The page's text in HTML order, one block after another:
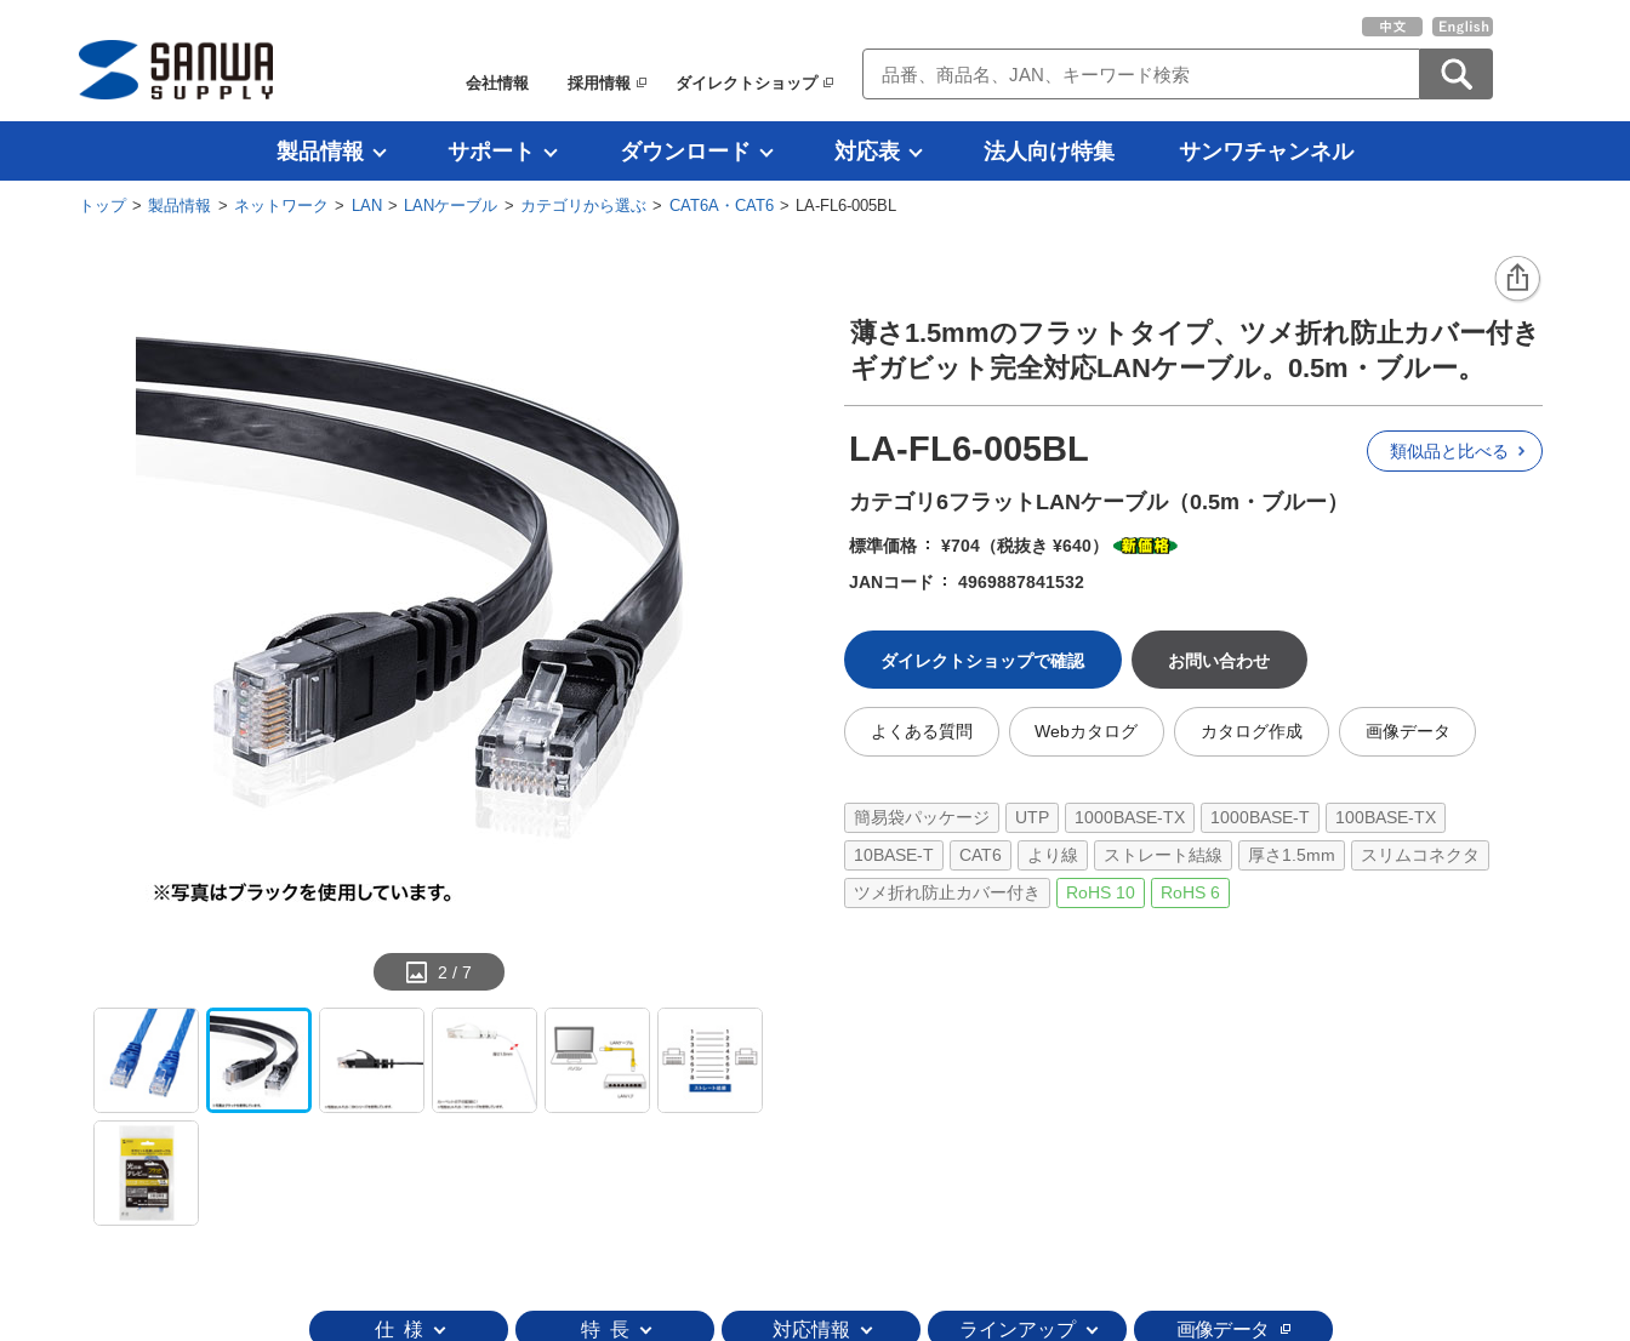
会社情報 採用情報 ダイレクトショップ
製品情報 サポート ダウンロード 対応表 法人向け特集 サンワチャンネル
トップ>製品情報 > ネットワーク > LAN > LANケーブル > カテゴリから選ぶ> CAT6A・CAT6> LA-FL6-005BL
2 / 7
薄さ1.5mmのフラットタイプ、ツメ折れ防止カバー付き
ギガビット完全対応LANケーブル。0.5m・ブルー。
LA-FL6-005BL
カテゴリ6フラットLANケーブル（0.5m・ブルー）
類似品と比べる
標準価格 ¥704 （税抜き ¥640）
JANコード
4969887841532
ダイレクトショップで確認 お問い合わせ
よくある質問 Webカタログ カタログ作成 画像データ
簡易袋パッケージ UTP 1000BASE-TX 1000BASE-T 100BASE-TX
10BASE-T CAT6 より線 ストレート結線 厚さ1.5mm スリムコネクタ
ツメ折れ防止カバー付き RoHS 10 RoHS 6
仕 様 特 長 対応情報 ラインアップ 画像データ